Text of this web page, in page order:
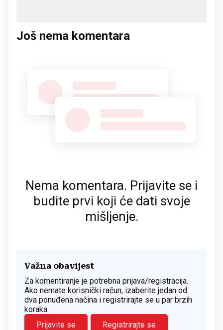
Još nema komentara
Nema komentara. Prijavite se i
budite prvi koji će dati svoje
mišljenje.
Važna obavijest
Za komentiranje je potrebna prijava/registracija.
Ako nemate korisnički račun, izaberite jedan od
dva ponuđena načina i registrirajte se u par brzih
koraka.
Prijavite se
Registrirajte se